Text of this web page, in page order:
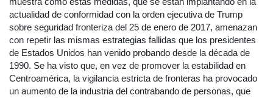
actualidad de conformidad con la orden ejecutiva de Trump
sobre seguridad fronteriza del 25 de enero de 2017, amenazan
con repetir las mismas estrategias fallidas que los presidentes
de Estados Unidos han venido probando desde la década de
1990. Se ha visto que, en vez de promover la estabilidad en
Centroamérica, la vigilancia estricta de fronteras ha provocado
un aumento de la industria del contrabando de personas, que